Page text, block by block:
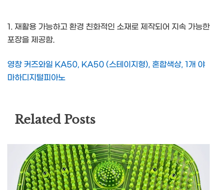
1. 재활용 가능하고 환경 친화적인 소재로 제작되어 지속 가능한
포장을 제공함.
영창 커즈와일 KA50, KA50 (스테이지형), 혼합색상, 1개 야
마하디지털피아노
Related Posts